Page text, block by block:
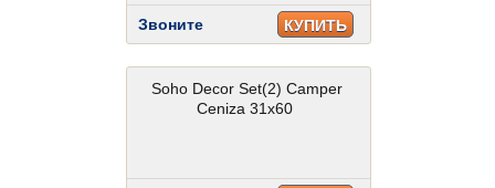
Звоните КУПИТЬ
Soho Decor Set(2) Camper
Ceniza 31x60